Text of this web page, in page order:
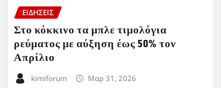
ΕΙΔΗΣΕΙΣ
Στο κόκκινο τα μπλε τιμολόγια
ρεύματος με αύξηση έως 50% τον
Απρίλιο
kimiforum Μαρ 31, 2026